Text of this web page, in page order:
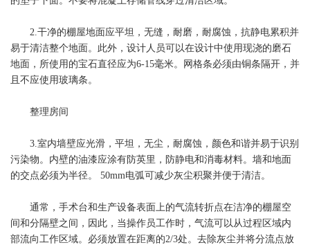
2.干净的棚屋地面应平坦，无缝，耐磨，耐腐蚀，抗静电累积并
易于清洁整个地面。此外，设计人员可以在设计中使用现浇的磨石
地面，所使用的宝石直径应为6-15毫米。网格条必须由铜条隔开，并
且不应使用玻璃条。
整理房间
3.室内墙壁应光滑，平坦，无尘，耐腐蚀，颜色和谐并易于识别
污染物。内壁的油漆应涂有防英里，防静电和消毒材料。墙和地面
的交点必须为半径。 50mm电弧可减少灰尘积聚并便于清洁。
通常，手术台和生产设备表面上的气流转折点在洁净的棚屋空
间和分隔壁之间，因此，当操作员工作时，气流可以从过程区域内
部流向工作区域。必须放置在距离的2/3处。去除灰尘并将分流点放